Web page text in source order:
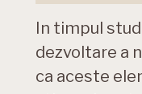
In timpul
dezvoltare a
ca aceste